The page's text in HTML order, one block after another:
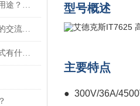
什么是交流变频电源？有什么用途？主要应用哪方面？
如何正确的选择一款适合自己的交流电源
回馈式直流电子负载的恒压模式有什么用途?
型号概述
主要特点
● 300V/36A/